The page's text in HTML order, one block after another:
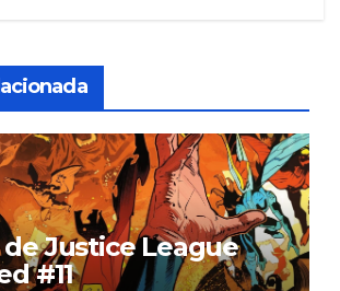
de Justice League
#11